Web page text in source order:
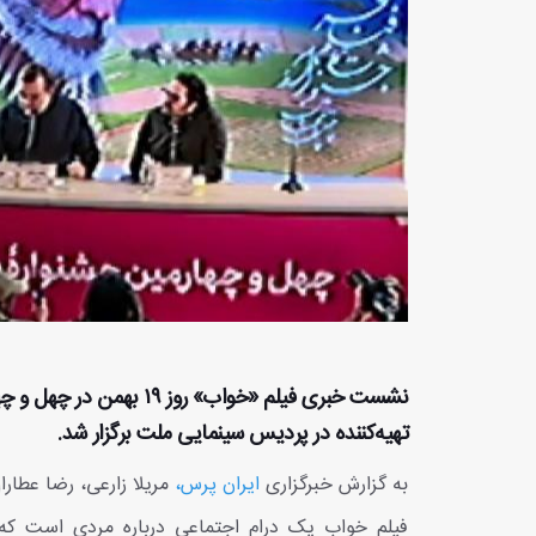
نشست خبری فیلم
تهیه‌کننده در پردیس سینمایی ملت برگزار شد.
به گزارش خبرگزاری ایران پرس، مریلا زارعی، رضا
فیلم خواب یک درام اجتماعی درباره مردی است